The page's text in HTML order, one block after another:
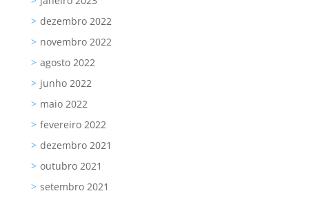
dezembro 2022
novembro 2022
agosto 2022
junho 2022
maio 2022
fevereiro 2022
dezembro 2021
outubro 2021
setembro 2021